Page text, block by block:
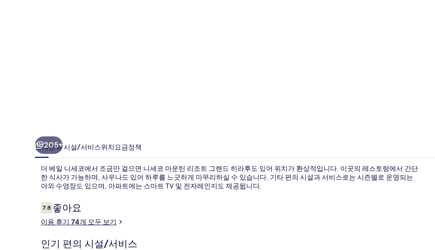
205+
소개편의 시설/서비스위치요금정책
더 베일 니세코에서 조금만 걸으면 니세코 마운틴 리조트 그랜드 히라후도 있어 위치가 환상적입니다. 이곳의 레스토랑에서 간단
한 식사가 가능하며, 사우나도 있어 하루를 느긋하게 마무리하실 수 있습니다. 기타 편의 시설과 서비스로는 시즌별로 운영되는
야외 수영장도 있으며, 아파트에는 스마트 TV 및 전자레인지도 제공됩니다.
이
용
후
7.810점 만점 중 7.8점.
좋아요
이용 후기 74개 모두 보기
인기 편의 시설/서비스